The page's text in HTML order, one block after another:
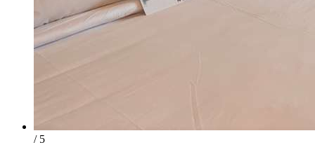
/ 5